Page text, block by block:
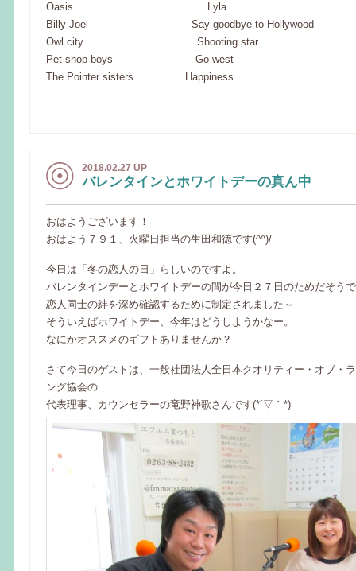
Oasis Lyla
Billy Joel Say goodbye to Hollywood
Owl city Shooting star
Pet shop boys Go west
The Pointer sisters Happiness
2018.02.27 UP
バレンタインとホワイトデーの真ん中
おはようございます！
おはよう７９１、火曜日担当の生田和徳です(^^)/
今日は「冬の恋人の日」らしいのですよ。
バレンタインデーとホワイトデーの間が今日２７日のためだそう
恋人同士の絆を深め確認するために制定されました～
そういえばホワイトデー、今年はどうしようかなー。
なにかオススメのギフトありませんか？
さて今日のゲストは、一般社団法人全日本クオリティー・オブ・
ング協会の
代表理事、カウンセラーの竜野神歌さんです(*´▽｀*)